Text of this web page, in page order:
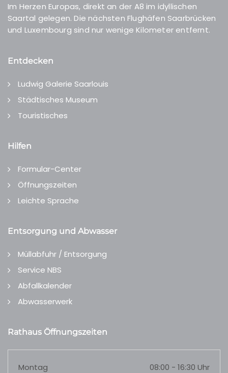
Im Herzen Europas, direkt an der A8 im idyllischen
Saartal gelegen. Die nächsten Flughäfen Saarbrücken
und Luxembourg sind nur wenige Kilometer entfernt.
Entdecken
Ludwig Galerie Saarlouis
Städtisches Museum
Touristisches
Hilfen
Formular-Center
Öffnungszeiten
Leichte Sprache
Entsorgung und Abwasser
Müllabfuhr / Entsorgung
Service NBS
Abfallkalender
Abwasserwerk
Rathaus Öffnungszeiten
Montag
08:00 - 16:30 Uhr